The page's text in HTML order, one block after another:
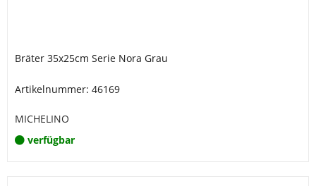
Bräter 35x25cm Serie Nora Grau
Artikelnummer: 46169
MICHELINO
verfügbar